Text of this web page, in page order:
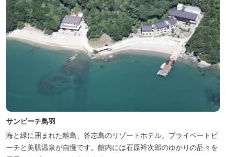
サンビーチ鳥羽
海と緑に囲まれた離島、答志島のリゾートホテル。プライベートビ
ーチと美肌温泉が自慢です。館内には石原裕次郎のゆかりの品々を